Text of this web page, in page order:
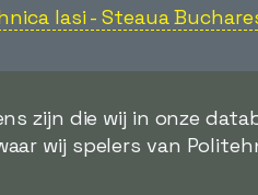
Iasi - Steaua
zijn die wij in onze
wij spelers van